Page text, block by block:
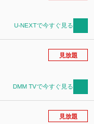
U-NEXTで今すぐ見る
見放題
DMM TVで今すぐ見る
見放題